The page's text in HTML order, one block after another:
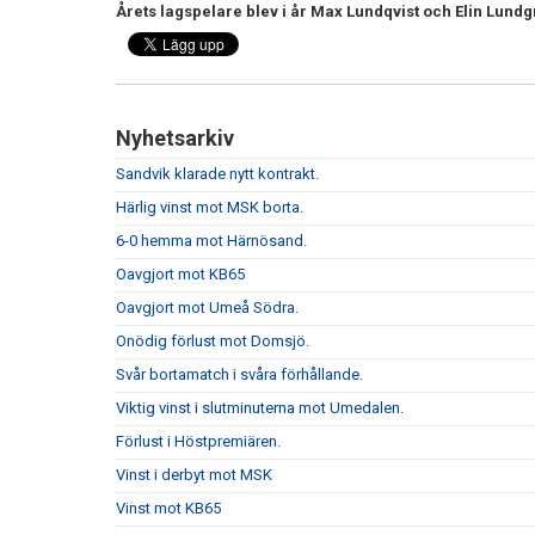
Årets lagspelare blev i år Max Lundqvist och Elin
Nyhetsarkiv
Sandvik klarade nytt kontrakt.
Härlig vinst mot MSK borta.
6-0 hemma mot Härnösand.
Oavgjort mot KB65
Oavgjort mot Umeå Södra.
Onödig förlust mot Domsjö.
Svår bortamatch i svåra förhållande.
Viktig vinst i slutminuterna mot Umedalen.
Förlust i Höstpremiären.
Vinst i derbyt mot MSK
Vinst mot KB65